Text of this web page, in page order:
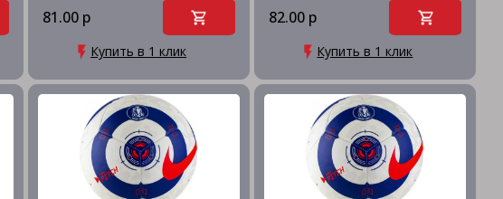
81.00 р
Купить в 1 клик
82.00 р
Купить в 1 клик